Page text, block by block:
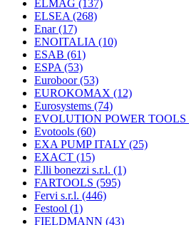
ELMAG (137)
ELSEA (268)
Enar(17)
ENOITALIA (10)
ESAB (61)
ESPA (53)
Euroboor(53)
EUROKOMAX (12)
Eurosystems (74)
EVOLUTION POWER TOOLS
Evotools (60)
EXA PUMP ITALY (25)
EXACT (15)
F.lli bonezzi s.r.l. (1)
FARTOOLS (595)
Fervi s.r.l. (446)
Festool (1)
FIELDMANN (43)